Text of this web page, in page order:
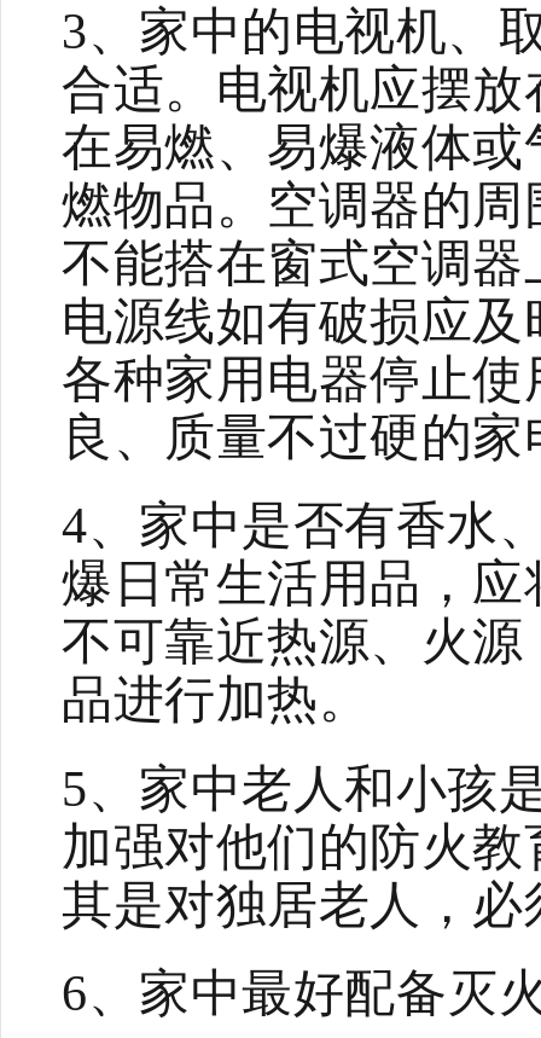
3、家中的电视机、
合适。电视机应摆
在易燃、易爆液体
燃物品。空调器的
不能搭在窗式空调
电源线如有破损应
各种家用电器停止
良、质量不过硬的
4、家中是否有香水
爆日常生活用品，
不可靠近热源、火
品进行加热。
5、家中老人和小孩
加强对他们的防火
其是对独居老人，
6、家中最好配备灭